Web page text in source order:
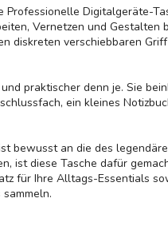
Digitalgeräte-
Vernetzen und Gestalten
diskreten verschiebbaren
praktischer denn je. Sie
ein kleines
bewusst an die des
ist diese Tasche dafür
für Ihre Alltags-Essentials